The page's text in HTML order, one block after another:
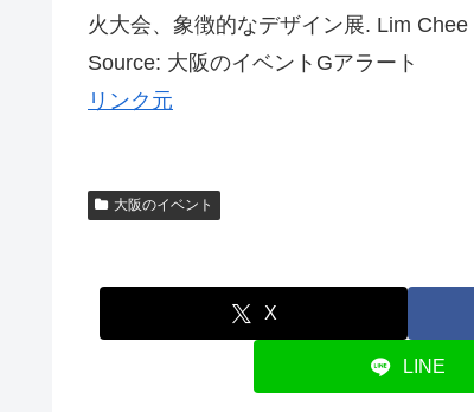
火大会、象徴的なデザイン展. Lim Chee
Source: 大阪のイベントGアラート
リンク元
大阪のイベント
X
LINE